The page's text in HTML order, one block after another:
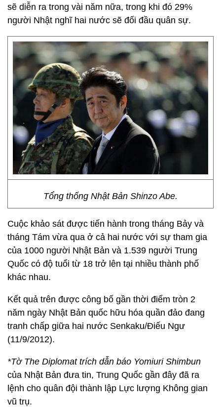
sẽ diễn ra trong vài năm nữa, trong khi đó 29%
người Nhật nghĩ hai nước sẽ đối đầu quân sự.
Tổng thống Nhật Bản Shinzo Abe.
Cuộc khảo sát được tiến hành trong tháng Bảy và
tháng Tám vừa qua ở cả hai nước với sự tham gia
của 1000 người Nhật Bản và 1.539 người Trung
Quốc có độ tuổi từ 18 trở lên tại nhiều thành phố
khác nhau.
Kết quả trên được công bố gần thời điểm tròn 2
năm ngày Nhật Bản quốc hữu hóa quần đảo đang
tranh chấp giữa hai nước Senkaku/Điếu Ngư
(11/9/2012).
*Tờ The Diplomat trích dẫn báo Yomiuri Shimbun
của Nhật Bản đưa tin, Trung Quốc gần đây đã ra
lệnh cho quân đội thành lập Lực lượng Không gian
vũ trụ.